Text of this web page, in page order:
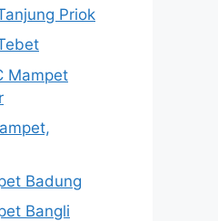
Priok
Mampet
Badung
Bangli